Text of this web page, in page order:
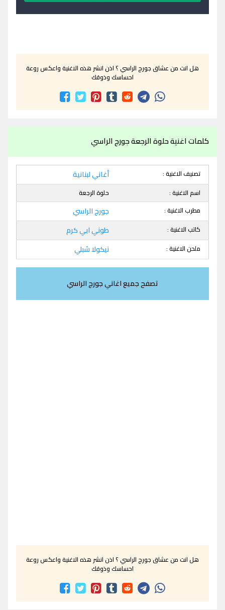
هل انت من عشاق جورج الراسي ؟ اذن انشر هذه الاغنية واعكس روعة
احساسك وذوقك
كلمات اغنية حلوة الرجعة جورج الراسي
تصنيف الاغنية : أغاني لبنانية
اسم الاغنية :
حلوة الرجعة
مطرب الاغنية :
جورج الراسي
كاتب الاغنية : ​طوني ابي كرم​
ملحن الاغنية : نيكولا شبلي
تصفح جميع اغاني جورج الراسي
هل انت من عشاق جورج الراسي ؟ اذن انشر هذه الاغنية واعكس روعة
احساسك وذوقك